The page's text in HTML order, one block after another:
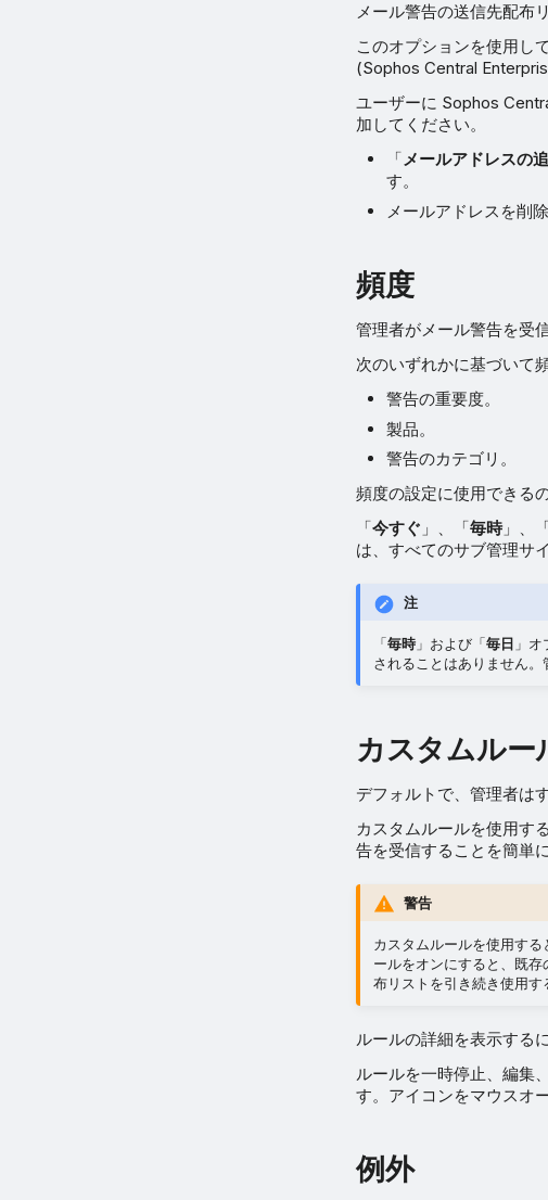
メール警告の送信先配布
このオプションを使用し
(Sophos Central
ユーザーに Sophos
加してください。
「メールアドレスの
す。
メールアドレスを削
頻度
管理者がメール警告を受
次のいずれかに基づいて
警告の重要度。
製品。
警告のカテゴリ。
頻度の設定に使用できる
「今すぐ 」、「毎時」、
は、すべてのサブ管理サ
注
「毎時 」および「毎日 」
されることはありません。
カスタムルー
デフォルトで、管理者は
カスタムルールを使用す
告を受信することを簡単
警告
カスタムルールを使用す
ールをオンにすると、既
布リストを引き続き使用す
ルールの詳細を表示する
ルールを一時停止、編集
す。アイコンをマウスオ
例外